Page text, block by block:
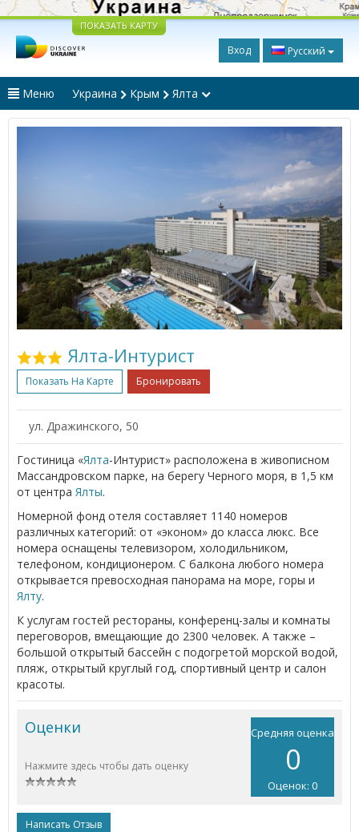
ПОКАЗАТЬ КАРТУ
Вход Русский
Меню Украина Крым Ялта
Ялта-Интурист
Показать На Карте Бронировать
ул. Дражинского, 50
Гостиница «Ялта-Интурист» расположена в живописном
Массандровском парке, на берегу Черного моря, в 1,5 км
от центра Ялты.
Номерной фонд отеля составляет 1140 номеров
различных категорий: от «эконом» до класса люкс. Все
номера оснащены телевизором, холодильником,
телефоном, кондиционером. С балкона любого номера
открывается превосходная панорама на море, горы и
Ялту.
К услугам гостей рестораны, конференц-залы и комнаты
переговоров, вмещающие до 2300 человек. А также –
большой открытый бассейн с подогретой морской водой,
пляж, открытый круглый год, спортивный центр и салон
красоты.
Средняя оценка
0
Оценок: 0
Оценки
Нажмите здесь чтобы дать оценку
Написать Отзыв